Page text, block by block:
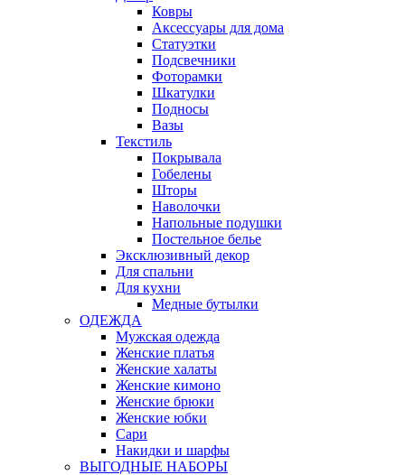
Ковры
Аксессуары для дома
Статуэтки
Подсвечники
Фоторамки
Шкатулки
Подносы
Вазы
Текстиль
Покрывала
Гобелены
Шторы
Наволочки
Напольные подушки
Постельное белье
Эксклюзивный декор
Для спальни
Для кухни
Медные бутылки
ОДЕЖДА
Мужская одежда
Женские платья
Женские халаты
Женские кимоно
Женские брюки
Женские юбки
Сари
Накидки и шарфы
ВЫГОДНЫЕ НАБОРЫ